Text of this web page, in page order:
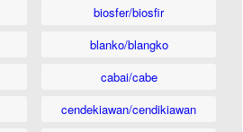
biosfer/biosfir
blanko/blangko
cabai/cabe
cendekiawan/cendikiawan